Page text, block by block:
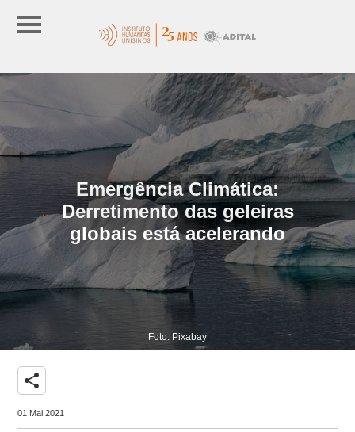
Emergência Climática:
Derretimento das geleiras
globais está acelerando
Foto: Pixabay
share
01 Mai 2021